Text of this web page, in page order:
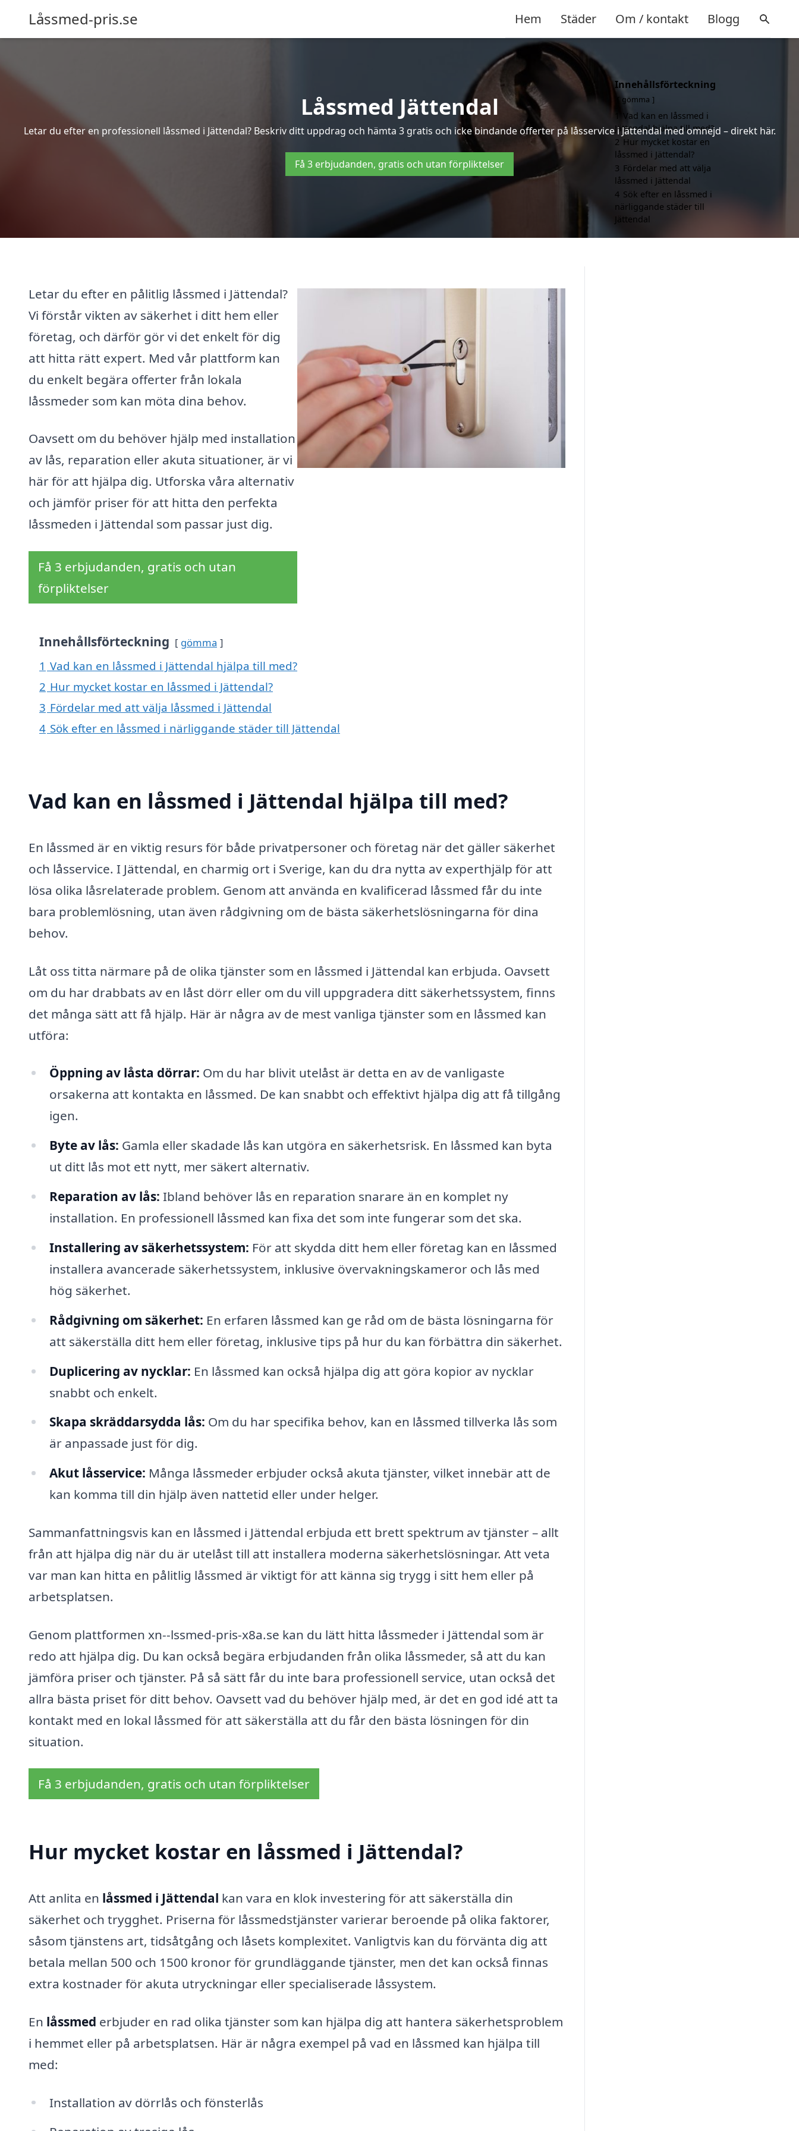
Låssmed-pris.se Hem Städer Om / kontakt Blogg
Låssmed Jättendal
Letar du efter en professionell låssmed i Jättendal? Beskriv ditt uppdrag och hämta 3 gratis och icke bindande offerter på låsservice i Jättendal med omnejd – direkt här.
Få 3 erbjudanden, gratis och utan förpliktelser
Letar du efter en pålitlig låssmed i Jättendal?
Vi förstår vikten av säkerhet i ditt hem eller
företag, och därför gör vi det enkelt för dig
att hitta rätt expert. Med vår plattform kan
du enkelt begära offerter från lokala
låssmeder som kan möta dina behov.
Oavsett om du behöver hjälp med installation
av lås, reparation eller akuta situationer, är vi
här för att hjälpa dig. Utforska våra alternativ
och jämför priser för att hitta den perfekta
låssmeden i Jättendal som passar just dig.
Få 3 erbjudanden, gratis och utan
förpliktelser
Innehållsförteckning gömma
1 Vad kan en låssmed i Jättendal hjälpa till med?
2 Hur mycket kostar en låssmed i Jättendal?
3 Fördelar med att välja låssmed i Jättendal
4 Sök efter en låssmed i närliggande städer till Jättendal
Vad kan en låssmed i Jättendal hjälpa till med?
En låssmed är en viktig resurs för både privatpersoner och företag när det gäller säkerhet
och låsservice. I Jättendal, en charmig ort i Sverige, kan du dra nytta av experthjälp för att
lösa olika låsrelaterade problem. Genom att använda en kvalificerad låssmed får du inte
bara problemlösning, utan även rådgivning om de bästa säkerhetslösningarna för dina
behov.
Låt oss titta närmare på de olika tjänster som en låssmed i Jättendal kan erbjuda. Oavsett
om du har drabbats av en låst dörr eller om du vill uppgradera ditt säkerhetssystem, finns
det många sätt att få hjälp. Här är några av de mest vanliga tjänster som en låssmed kan
utföra:
Öppning av låsta dörrar: Om du har blivit utelåst är detta en av de vanligaste
orsakerna att kontakta en låssmed. De kan snabbt och effektivt hjälpa dig att få tillgång
igen.
Byte av lås: Gamla eller skadade lås kan utgöra en säkerhetsrisk. En låssmed kan byta
ut ditt lås mot ett nytt, mer säkert alternativ.
Reparation av lås: Ibland behöver lås en reparation snarare än en komplet ny
installation. En professionell låssmed kan fixa det som inte fungerar som det ska.
Installering av säkerhetssystem: För att skydda ditt hem eller företag kan en låssmed
installera avancerade säkerhetssystem, inklusive övervakningskameror och lås med
hög säkerhet.
Rådgivning om säkerhet: En erfaren låssmed kan ge råd om de bästa lösningarna för
att säkerställa ditt hem eller företag, inklusive tips på hur du kan förbättra din säkerhet.
Duplicering av nycklar: En låssmed kan också hjälpa dig att göra kopior av nycklar
snabbt och enkelt.
Skapa skräddarsydda lås: Om du har specifika behov, kan en låssmed tillverka lås som
är anpassade just för dig.
Akut låsservice: Många låssmeder erbjuder också akuta tjänster, vilket innebär att de
kan komma till din hjälp även nattetid eller under helger.
Sammanfattningsvis kan en låssmed i Jättendal erbjuda ett brett spektrum av tjänster – allt
från att hjälpa dig när du är utelåst till att installera moderna säkerhetslösningar. Att veta
var man kan hitta en pålitlig låssmed är viktigt för att känna sig trygg i sitt hem eller på
arbetsplatsen.
Genom plattformen xn--lssmed-pris-x8a.se kan du lätt hitta låssmeder i Jättendal som är
redo att hjälpa dig. Du kan också begära erbjudanden från olika låssmeder, så att du kan
jämföra priser och tjänster. På så sätt får du inte bara professionell service, utan också det
allra bästa priset för ditt behov. Oavsett vad du behöver hjälp med, är det en god idé att ta
kontakt med en lokal låssmed för att säkerställa att du får den bästa lösningen för din
situation.
Få 3 erbjudanden, gratis och utan förpliktelser
Hur mycket kostar en låssmed i Jättendal?
Att anlita en låssmed i Jättendal kan vara en klok investering för att säkerställa din
säkerhet och trygghet. Priserna för låssmedstjänster varierar beroende på olika faktorer,
såsom tjänstens art, tidsåtgång och låsets komplexitet. Vanligtvis kan du förvänta dig att
betala mellan 500 och 1500 kronor för grundläggande tjänster, men det kan också finnas
extra kostnader för akuta utryckningar eller specialiserade låssystem.
En låssmed erbjuder en rad olika tjänster som kan hjälpa dig att hantera säkerhetsproblem
i hemmet eller på arbetsplatsen. Här är några exempel på vad en låssmed kan hjälpa till
med:
Installation av dörrlås och fönsterlås
Innehållsförteckning
gömma
Vad kan en låssmed i
Jättendal hjälpa till med?
2 Hur mycket kostar en
låssmed i Jättendal?
3 Fördelar med att välja
låssmed i Jättendal
4 Sök efter en låssmed i
närliggande städer till
Jättendal